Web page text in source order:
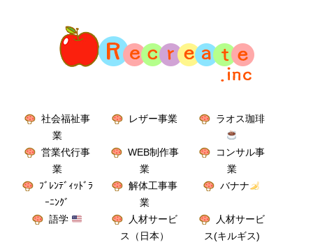
社会福祉事
業
レザー事業 ラオス珈琲
営業代行事
業
WEB制作事
業
コンサル事
業
ﾌﾞﾚﾝﾃﾞｨｯﾄﾞﾗ
ｰﾆﾝｸﾞ
解体工事事
業
バナナ
語学
人材サービ
ス（日本）
人材サービ
ス(キルギス)